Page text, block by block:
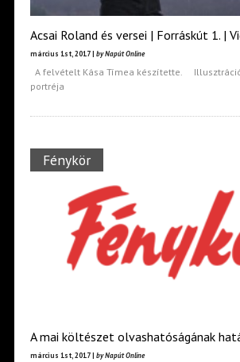
Acsai Roland és versei | Forráskút 1. |
március 1st, 2017 | by Napút Online
A felvételt Kása Tímea készítette.
portréja
Fénykör
A mai költészet olvashatóságának
március 1st, 2017 | by Napút Online